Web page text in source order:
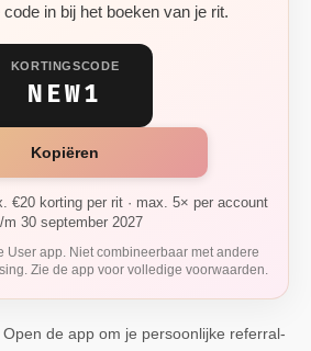
in bij het boeken van je rit.
KORTINGSCODE
NEW1
Kopiëren
€20 korting per rit · max. 5× per account
m 30 september 2027
User app. Niet combineerbaar met andere
Zie de app voor volledige voorwaarden.
de app om je persoonlijke referral-